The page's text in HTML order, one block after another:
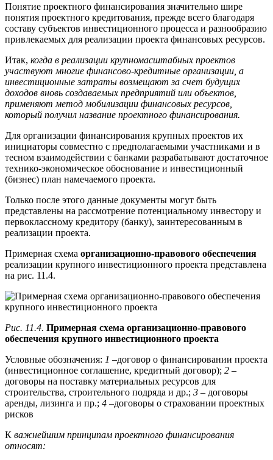
Понятие проектного финансирования значительно шире
понятия проектного кредитования, прежде всего благодаря
составу субъектов инвестиционного процесса и разнообразию
привлекаемых для реализации проекта финансовых ресурсов.
Итак, когда в реализации крупномасштабных проектов
участвуют многие финансово-кредитные организации, а
инвестиционные затраты возмещают за счет будущих
доходов вновь создаваемых предприятий или объектов,
применяют метод мобилизации финансовых ресурсов,
который получил название проектного финансирования.
Для организации финансирования крупных проектов их
инициаторы совместно с предполагаемыми участниками и в
тесном взаимодействии с банками разрабатывают достаточное
технико-экономическое обоснование и инвестиционный
(бизнес) план намечаемого проекта.
Только после этого данные документы могут быть
представлены на рассмотрение потенциальному инвестору и
первоклассному кредитору (банку), заинтересованным в
реализации проекта.
Примерная схема организационно-правового обеспечения
реализации крупного инвестиционного проекта представлена
на рис. 11.4.
Рис. 11.4. Примерная схема организационно-правового
обеспечения крупного инвестиционного проекта
Условные обозначения: 1 –договор о финансировании проекта
(инвестиционное соглашение, кредитный договор); 2 –
договоры на поставку материальных ресурсов для
строительства, строительного подряда и др.; 3 – договоры
аренды, лизинга и пр.; 4 –договоры о страховании проектных
рисков
К важнейшим принципам проектного финансирования
относят: